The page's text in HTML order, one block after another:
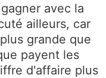
avec la
ailleurs, car
grande que
payent les
d'affaire plus